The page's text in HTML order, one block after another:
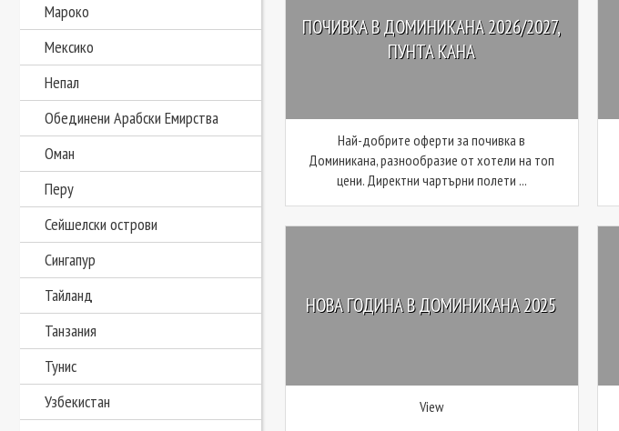
Мароко
Мексико
Непал
Обединени Арабски Емирства
Оман
Перу
Сейшелски острови
Сингапур
Тайланд
Танзания
Тунис
Узбекистан
ПОЧИВКА В ДОМИНИКАНА 2026/2027,
ПУНТА КАНА
Най-добрите оферти за почивка в
Доминикана, разнообразие от хотели на топ
цени. Директни чартърни полети ...
НОВА ГОДИНА В ДОМИНИКАНА 2025
View